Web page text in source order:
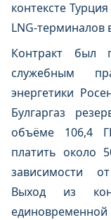
контексте
LNG-терминалов
Контракт был
служебным
энергетики
Булгаргаз
объёме 106,4
платить около
зависимости
Выход из
единовременной